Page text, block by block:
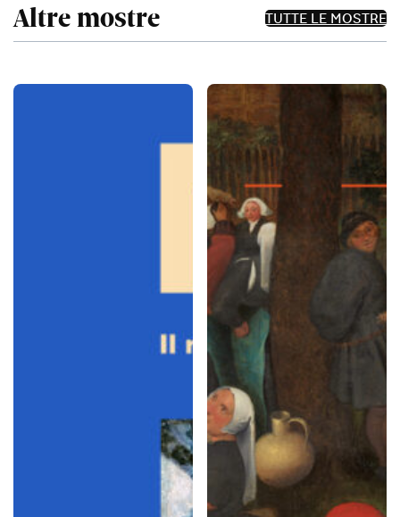
Altre mostre TUTTE LE MOSTRE